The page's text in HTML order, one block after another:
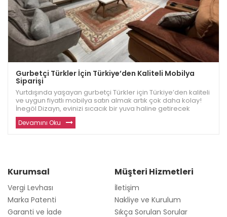
Gurbetçi Türkler İçin Türkiye’den Kaliteli Mobilya
Siparişi
Yurtdışında yaşayan gurbetçi Türkler için Türkiye’den kaliteli
ve uygun fiyatlı mobilya satın almak artık çok daha kolay!
İnegöl Dizayn, evinizi sıcacık bir yuva haline getirecek
dayanıklı ve modern mobilyalar sunuyor. Avrupa ve diğer
ülkelerde yaşayan gu
Devamını Oku
Kurumsal
Vergi Levhası
Marka Patenti
Garanti ve İade
Müşteri Hizmetleri
İletişim
Nakliye ve Kurulum
Sıkça Sorulan Sorular